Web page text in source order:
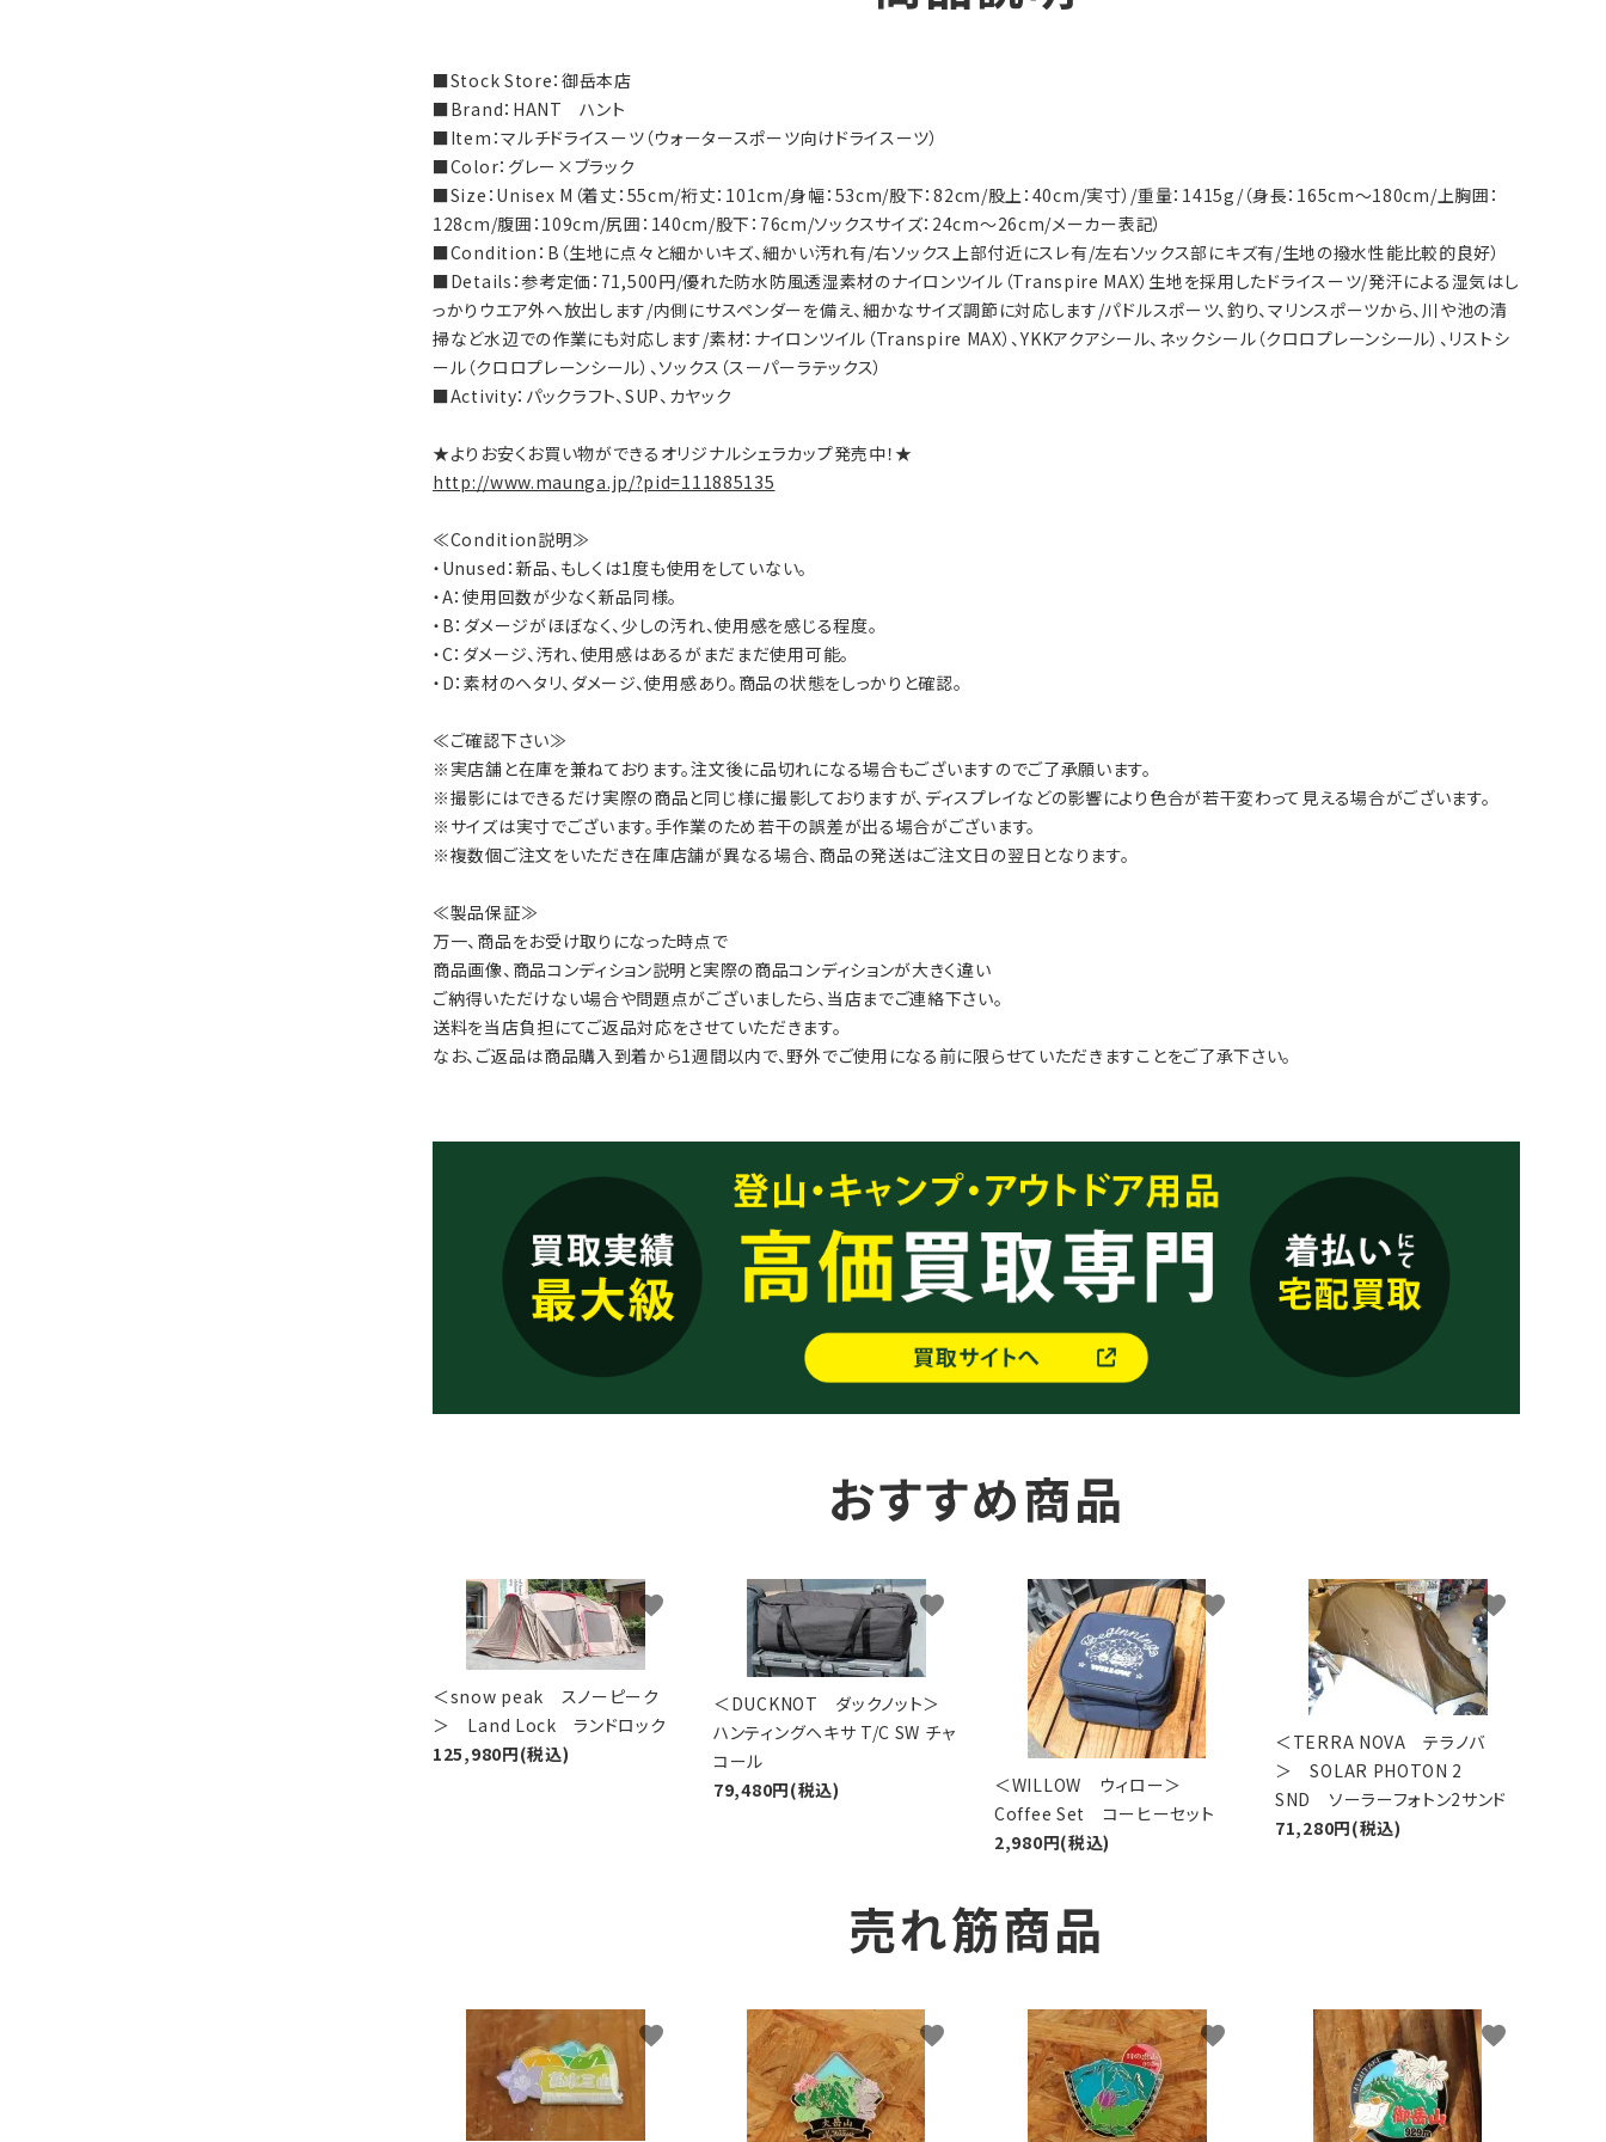
■Stock Store：御岳本店
■Brand：HANT ハント
■Item：マルチドライスーツ（ウォータースポーツ向けドライスーツ）
■Color：グレー×ブラック
■Size：Unisex M（着丈：55cm/裄丈：101cm/身幅：53cm/股下：82cm/股上：40cm/実寸）/重量：1415g/（身長：165cm～180cm/上胸囲：
128cm/腹囲：109cm/尻囲：140cm/股下：76cm/ソックスサイズ：24cm～26cm/メーカー表記）
■Condition：B（生地に点々と細かいキズ、細かい汚れ有/右ソックス上部付近にスレ有/左右ソックス部にキズ有/生地の撥水性能比較的良好）
■Details：参考定価：71,500円/優れた防水防風透湿素材のナイロンツイル（Transpire MAX）生地を採用したドライスーツ/発汗による湿気はし
っかりウエア外へ放出します/内側にサスペンダーを備え、細かなサイズ調節に対応します/パドルスポーツ、釣り、マリンスポーツから、川や池の清
掃など水辺での作業にも対応します/素材：ナイロンツイル（Transpire MAX）、YKKアクアシール、ネックシール（クロロプレーンシール）、リストシ
ール（クロロプレーンシール）、ソックス（スーパーラテックス）
■Activity：パックラフト、SUP、カヤック
★よりお安くお買い物ができるオリジナルシェラカップ発売中！★
http://www.maunga.jp/?pid=111885135
≪Condition説明≫
・Unused：新品、もしくは1度も使用をしていない。
・A：使用回数が少なく新品同様。
・B：ダメージがほぼなく、少しの汚れ、使用感を感じる程度。
・C：ダメージ、汚れ、使用感はあるがまだまだ使用可能。
・D：素材のヘタリ、ダメージ、使用感あり。商品の状態をしっかりと確認。
≪ご確認下さい≫
※実店舗と在庫を兼ねております。注文後に品切れになる場合もございますのでご了承願います。
※撮影にはできるだけ実際の商品と同じ様に撮影しておりますが、ディスプレイなどの影響により色合が若干変わって見える場合がございます。
※サイズは実寸でございます。手作業のため若干の誤差が出る場合がございます。
※複数個ご注文をいただき在庫店舗が異なる場合、商品の発送はご注文日の翌日となります。
≪製品保証≫
万一、商品をお受け取りになった時点で
商品画像、商品コンディション説明と実際の商品コンディションが大きく違い
ご納得いただけない場合や問題点がございましたら、当店までご連絡下さい。
送料を当店負担にてご返品対応をさせていただきます。
なお、ご返品は商品購入到着から1週間以内で、野外でご使用になる前に限らせていただきますことをご了承下さい。
おすすめ商品
＜snow peak スノーピーク
＞ Land Lock ランドロック
125,980円(税込)
favorite
＜DUCKNOT ダックノット＞
ハンティングヘキサ T/C SW チャ
コール
79,480円(税込)
favorite
＜WILLOW ウィロー＞
Coffee Set コーヒーセット
2,980円(税込)
favorite
＜TERRA NOVA テラノバ
＞ SOLAR PHOTON 2
SND ソーラーフォトン2サンド
71,280円(税込)
favorite
売れ筋商品
favorite favorite favorite favorite